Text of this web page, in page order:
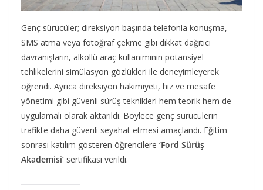
Genç sürücüler; direksiyon başında telefonla konuşma,
SMS atma veya fotoğraf çekme gibi dikkat dağıtıcı
davranışların, alkollü araç kullanımının potansiyel
tehlikelerini simülasyon gözlükleri ile deneyimleyerek
öğrendi. Ayrıca direksiyon hakimiyeti, hız ve mesafe
yönetimi gibi güvenli sürüş teknikleri hem teorik hem de
uygulamalı olarak aktarıldı. Böylece genç sürücülerin
trafikte daha güvenli seyahat etmesi amaçlandı. Eğitim
sonrası katılım gösteren öğrencilere ‘Ford Sürüş
Akademisi’ sertifikası verildi.